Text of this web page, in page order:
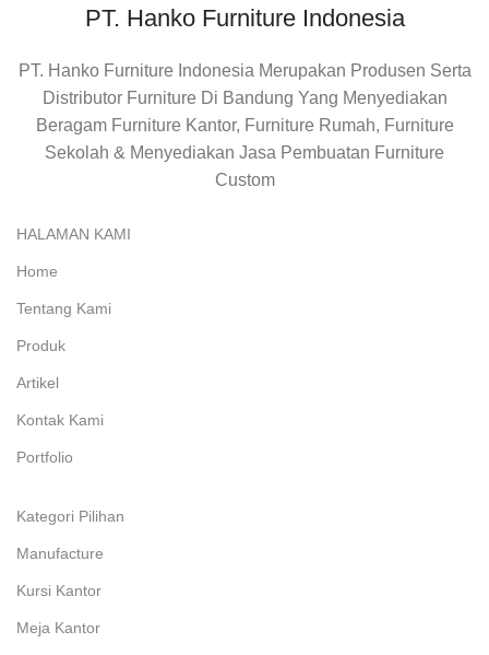
PT. Hanko Furniture Indonesia
PT. Hanko Furniture Indonesia Merupakan Produsen Serta
Distributor Furniture Di Bandung Yang Menyediakan
Beragam Furniture Kantor, Furniture Rumah, Furniture
Sekolah & Menyediakan Jasa Pembuatan Furniture
Custom
HALAMAN KAMI
Home
Tentang Kami
Produk
Artikel
Kontak Kami
Portfolio
Kategori Pilihan
Manufacture
Kursi Kantor
Meja Kantor